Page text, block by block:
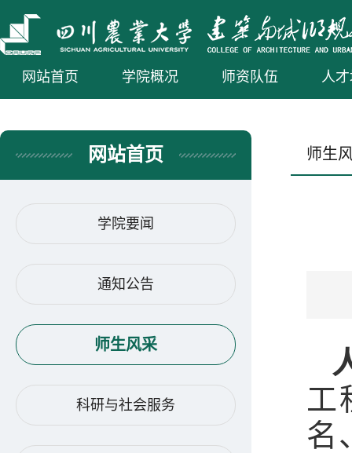
网站首页 学院概况 师资队伍 人
网站首页
学院要闻
通知公告
师生风采
科研与社会服务
师生
工
名